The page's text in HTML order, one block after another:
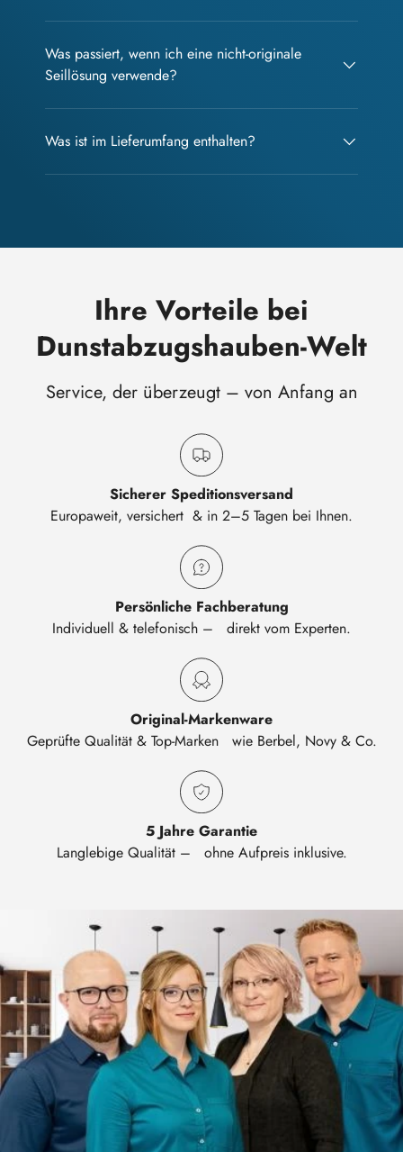
Was passiert, wenn ich eine nicht-originale
Seillösung verwende?
Was ist im Lieferumfang enthalten?
Ihre Vorteile bei
Dunstabzugshauben-Welt
Service, der überzeugt – von Anfang an
Sicherer Speditionsversand
Europaweit, versichert & in 2–5 Tagen bei Ihnen.
Persönliche Fachberatung
Individuell & telefonisch – direkt vom Experten.
Original-Markenware
Geprüfte Qualität & Top-Marken wie Berbel, Novy & Co.
5 Jahre Garantie
Langlebige Qualität – ohne Aufpreis inklusive.